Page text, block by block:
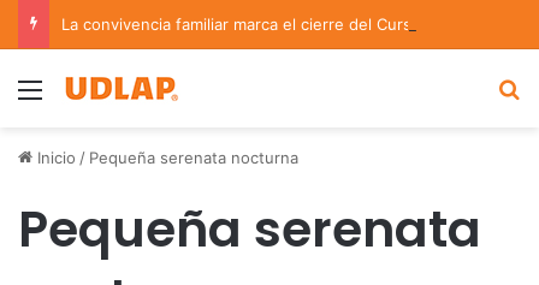
Menu
Inicio / Pequeña serenata nocturna
Pequeña serenata